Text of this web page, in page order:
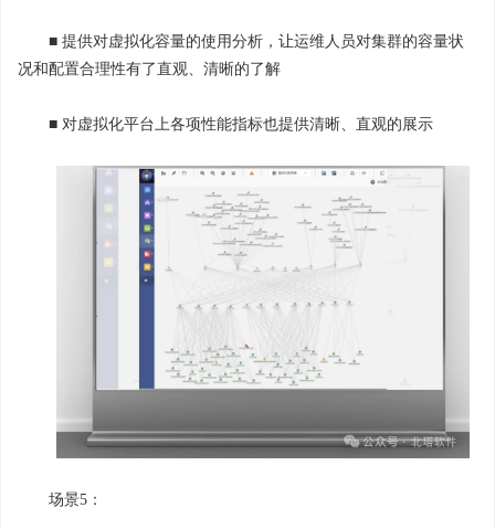
■ 提供对虚拟化容量的使用分析，让运维人员对集群的容量状
况和配置合理性有了直观、清晰的了解
■ 对虚拟化平台上各项性能指标也提供清晰、直观的展示
场景5：